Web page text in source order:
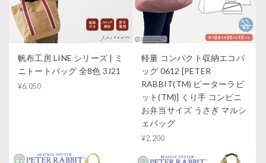
帆布工房 LINE シリーズ | ミ
ニトートバッグ 全8色 3J21
¥6,050
軽量 コンパクト収納エコバ
ッグ 0612 [PETER
RABBIT(TM) ピーターラビ
ット(TM)] くり手 コンビニ
お弁当サイズ うさぎ マルシ
ェバッグ
¥2,200